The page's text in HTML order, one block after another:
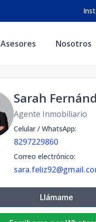
Asesores Nosotros
Sarah
Agente Inmobiliario
Celular / WhatsApp:
8297229860
Correo electrónico:
Llámame